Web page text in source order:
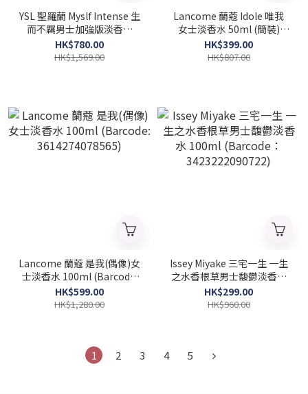
YSL 聖羅蘭 Myslf Intense 生
而不羈男士加強版淡香水
100ml (2026 新款)
(Barcode: 3614274478709)
HK$780.00
HK$1,569.00
Lancome 蘭蔻 Idole 唯我
女士淡香水 50ml (簡裝)
(Barcode: 3614274078572)
HK$399.00
HK$807.00
Lancome 蘭蔻 是我(偶像)女
士淡香水 100ml (Barcode:
3614274078565)
HK$599.00
HK$1,280.00
Issey Miyake 三宅一生 一生
之水香根草男士馥鬱淡香水
100ml (Barcode：
3423222090722)
HK$299.00
HK$960.00
1 2 3 4 5